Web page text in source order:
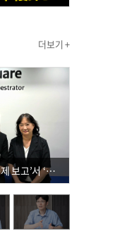
더보기 +
셀타스퀘어, 약물감시 ‘규제 보고’서 ‘데이터 의사결정’으로 "PVX 전환 요구 커진다"